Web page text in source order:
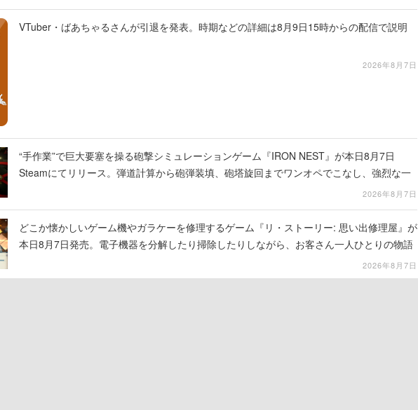
VTuber・ばあちゃるさんが引退を発表。時期などの詳細は8月9日15時からの配信で説明
2026年8月7日
“手作業”で巨大要塞を操る砲撃シミュレーションゲーム『IRON NEST』が本日8月7日
Steamにてリリース。弾道計算から砲弾装填、砲塔旋回までワンオペでこなし、強烈な一
2026年8月7日
どこか懐かしいゲーム機やガラケーを修理するゲーム『リ・ストーリー: 思い出修理屋』が
本日8月7日発売。電子機器を分解したり掃除したりしながら、お客さん一人ひとりの物語
2026年8月7日